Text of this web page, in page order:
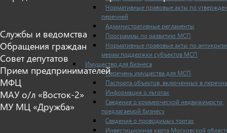
Нормативные правовые акты по
перечней
Административные регламенты
Программы по развитию МСП
Нормативные правовые акты по
мерам поддержки субъектов МСП
Имущество для бизнеса
Перечень имущества для МСП
Паспорта объектов, включенных в
Информация о льготах
Сведения о коммерческой недвижимости,
предлагаемой бизнесу
Сведения о проводимых торгах
Инвестиционная карта Московской
Службы и ведомства
Обращения граждан
Совет депутатов
Прием предпринимателей
МФЦ
МАУ о/л «Восток-2»
МУ МЦ «Дружба»